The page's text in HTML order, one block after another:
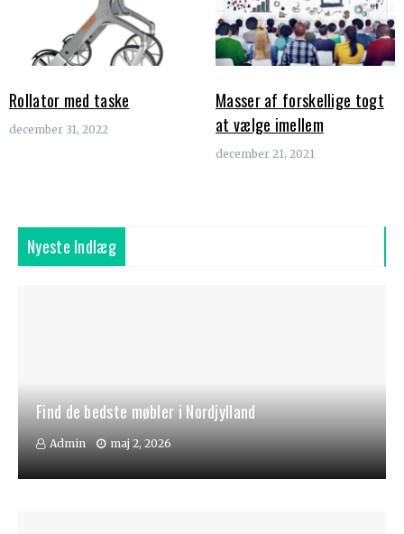
Rollator med taske
december 31, 2022
Masser af forskellige togt
at vælge imellem
december 21, 2021
Nyeste Indlæg
Find de bedste møbler i Nordjylland
Admin maj 2, 2026